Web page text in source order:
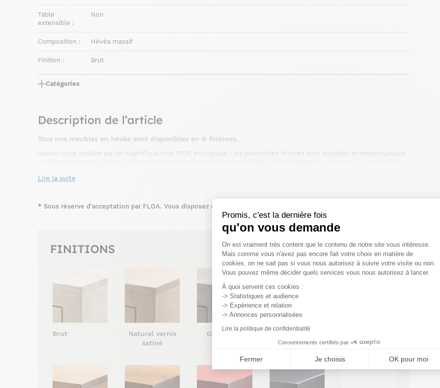
Promis, c'est la dernière fois
qu'on vous demande
Plateforme de Gestion du
On est vraiment très content que le contenu de notre site vous intéresse.
Mais comme vous n'avez pas encore fait votre choix en matière de
cookies, on ne sait pas si vous nous autorisez à suivre votre visite ou non.
Vous pouvez même décider quels services vous nous autorisez à lancer.
À quoi servent ces cookies :
-> Statistiques et audience
-> Expérience et relation
-> Annonces personnalisées
Lire la politique de confidentialité
Consentements certifiés par
Fermer Je choisis OK pour moi
Table
extensible :
Non
Composition : Hévéa massif
Finition : Brut
Catégories
Description de l’article
Tous nos meubles en hévéa sont disponibles en 9 finitions.
laissez-vous séduire par ce magnifique bois 100% écologique ! les plantations dHévéa sont durables et respectueuses
Lire la suite
* Sous réserve d'acceptation par FLOA. Vous disposez du délai légal de rétractation.
FINITIONS
Brut
Naturel vernis
satiné
Gris vernis
satiné
satiné